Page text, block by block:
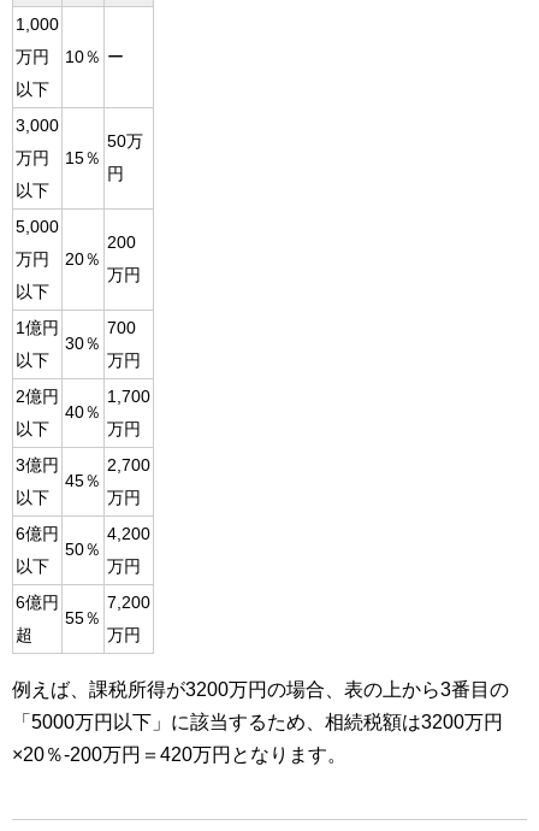
1,000
万円
以下
10％ ー
3,000
万円
以下
15％
50万
円
5,000
万円
以下
20％
200
万円
1億円
以下
30％
700
万円
2億円
以下
40％
1,700
万円
3億円
以下
45％
2,700
万円
6億円
以下
50％
4,200
万円
6億円
超
55％
7,200
万円
例えば、課税所得が3200万円の場合、表の上から3番目の
「5000万円以下」に該当するため、相続税額は3200万円
×20％-200万円＝420万円となります。